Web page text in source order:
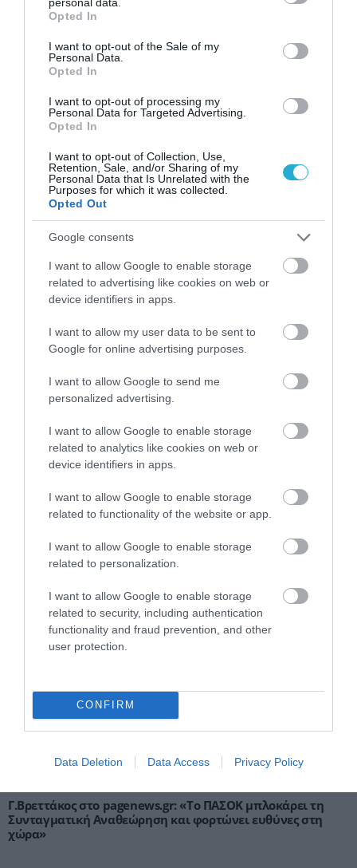
grant or deny consent to Google and its third-party tags to
use your data for below specified purposes in below Google
consent section.
Opted In
I want to opt-out of the Sale of my
Personal Data.
Opted In
I want to opt-out of processing my
Personal Data for Targeted Advertising.
Opted In
I want to opt-out of Collection, Use,
Retention, Sale, and/or Sharing of my
Personal Data that Is Unrelated with the
Purposes for which it was collected.
Opted Out
Google consents
I want to allow Google to enable storage
related to advertising like cookies on web or
device identifiers in apps.
I want to allow my user data to be sent to
Google for online advertising purposes.
I want to allow Google to send me
personalized advertising.
I want to allow Google to enable storage
related to analytics like cookies on web or
device identifiers in apps.
I want to allow Google to enable storage
related to functionality of the website or app.
I want to allow Google to enable storage
related to personalization.
I want to allow Google to enable storage
related to security, including authentication
functionality and fraud prevention, and other
user protection.
CONFIRM
Data Deletion Data Access Privacy Policy
ΡΟΗ ΕΙΔΗΣΕΩΝ
Θέουτα: Φόβοι για νέα μεταναστευτική
κρίση στις 15 Αυγούστου
ΒΑΣΙΛΗΣ ΔΙΑΜΑΝΤΑΚΟΣ
07.08.2026 | 06:09
Ουκρανία – Ρωσία: Νέα ανταλλαγή
σιδηροδρομικό σταθμό και πλοίο
ΒΑΣΙΛΗΣ ΔΙΑΜΑΝΤΑΚΟΣ
07.08.2026 | 05:32
Ηλεκτρικά πατίνια: Πρόστιμο 2,67 εκατ.
ευρώ σε Lime, Bird και Dott στη Ρώμη
ρεκόρ, πυρκαγιές και έκτακτα μέτρα σε
πολλές χώρες
ΒΑΣΙΛΗΣ ΔΙΑΜΑΝΤΑΚΟΣ
PODCASTS
Μπαλατσούκας pagenews.gr:«Η κυβέρνηση θυμάται τους
πυροσβέστες όταν τους λέει ήρωες–όχι όταν ζητούν
στήριξη»
Γ.Βρεττάκος στο pagenews.gr: «Το ΠΑΣΟΚ μπλοκάρει τη
Συνταγματική Αναθεώρηση και φορτώνει ευθύνες στη
χώρα»